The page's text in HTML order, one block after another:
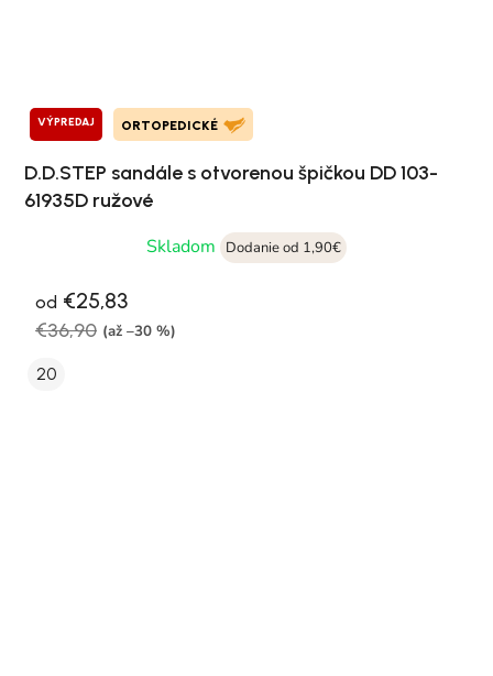
VÝPREDAJ ORTOPEDICKÉ
D.D.STEP sandále s otvorenou špičkou DD 103-
61935D ružové
Skladom
Dodanie od 1,90€
od €25,83
€36,90 (až –30 %)
20